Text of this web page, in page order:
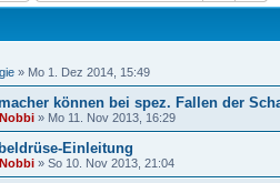
» Mo 1. Dez 2014, 15:49
können bei spez. Fallen der
» Mo 11. Nov 2013, 16:29
Einleitung
» So 10. Nov 2013, 21:04